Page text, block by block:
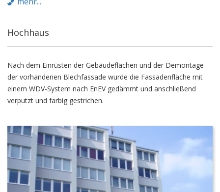
Hochhaus
Nach dem Einrüsten der Gebäudeflächen und der Demontage
der vorhandenen Blechfassade wurde die Fassadenfläche mit
einem WDV-System nach EnEV gedämmt und anschließend
verputzt und farbig gestrichen.